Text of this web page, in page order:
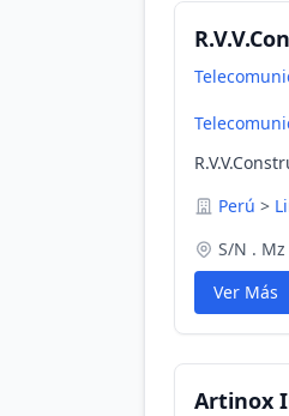
Perú >
S/N .
Ver Más
Artinox